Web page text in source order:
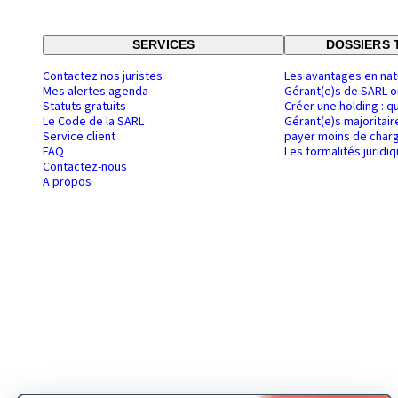
SERVICES
Contactez nos juristes
Mes alertes agenda
Statuts gratuits
Le Code de la SARL
Service client
FAQ
Contactez-nous
A propos
DOSSIERS
Les avantages en
Gérant(e)s de SARL
Créer une holding :
Gérant(e)s
payer moins de
Les formalités